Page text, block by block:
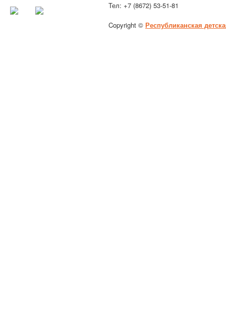
Тел: +7 (8672) 53-51-81
Copyright © Республиканская